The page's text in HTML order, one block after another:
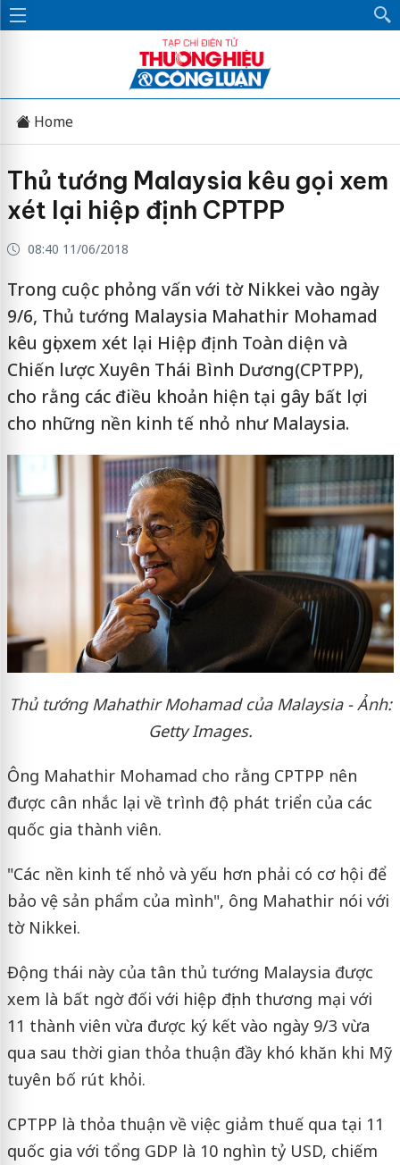
Home
Thủ tướng Malaysia kêu gọi xem
xét lại hiệp định CPTPP
08:40 11/06/2018
Trong cuộc phỏng vấn với tờ Nikkei vào ngày
9/6, Thủ tướng Malaysia Mahathir Mohamad
kêu gọi xem xét lại Hiệp định Toàn diện và
Chiến lược Xuyên Thái Bình Dương(CPTPP),
cho rằng các điều khoản hiện tại gây bất lợi
cho những nền kinh tế nhỏ như Malaysia.
Thủ tướng Mahathir Mohamad của Malaysia - Ảnh:
Getty Images.
Ông Mahathir Mohamad cho rằng CPTPP nên
được cân nhắc lại về trình độ phát triển của các
quốc gia thành viên.
"Các nền kinh tế nhỏ và yếu hơn phải có cơ hội để
bảo vệ sản phẩm của mình", ông Mahathir nói với
tờ Nikkei.
Động thái này của tân thủ tướng Malaysia được
xem là bất ngờ đối với hiệp định thương mại với
11 thành viên vừa được ký kết vào ngày 9/3 vừa
qua sau thời gian thỏa thuận đầy khó khăn khi Mỹ
tuyên bố rút khỏi.
CPTPP là thỏa thuận về việc giảm thuế qua tại 11
quốc gia với tổng GDP là 10 nghìn tỷ USD, chiếm